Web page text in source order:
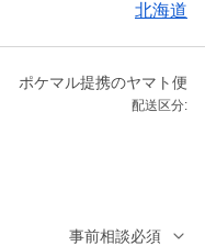
北海道
ポケマル提携のヤマト便
配送区分:
事前相談必須